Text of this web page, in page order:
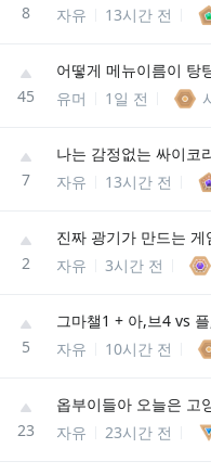
8
자유
13시간 전
45
어떻게 메뉴이름이 탕
유머
1일 전
7
나는 감정없는 싸이코
자유
13시간 전
2
진짜 광기가 만드는 게
자유
3시간 전
5
자유
10시간 전
23
옵부이들아 오늘은 고
자유
23시간 전